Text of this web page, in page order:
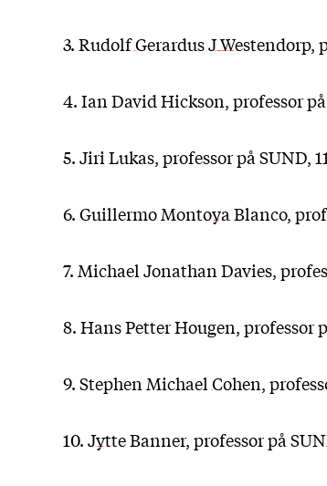
3.Rudolf Gerardus J Westendorp,
4.Ian David Hickson, professor
5.Jiri Lukas, professor på SUND,
6.Guillermo Montoya Blanco,
7. Michael Jonathan Davies,
8.Hans Petter Hougen, professor
9.Stephen Michael Cohen,
10.Jytte Banner, professor på